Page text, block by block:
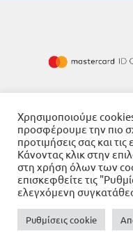
Cookies-Όροι
© 2026
Powered by SBZ
Χρησιμοποιούμε
προσφέρουμε την πιο
προτιμήσεις σας και
Κάνοντας κλικ στην
στη χρήση όλων των
επισκεφθείτε τις
ελεγχόμενη
Ρυθμίσεις cookie